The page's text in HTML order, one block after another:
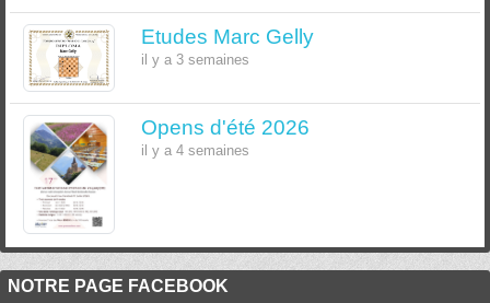
Etudes Marc Gelly
il y a 3 semaines
Opens d'été 2026
il y a 4 semaines
NOTRE PAGE FACEBOOK